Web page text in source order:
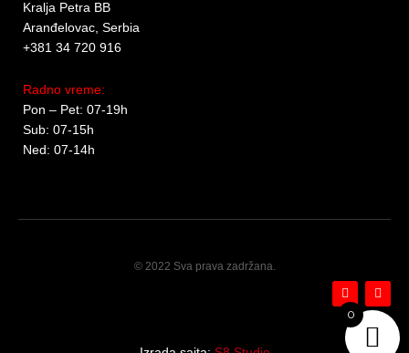
Kralja Petra BB
Aranđelovac, Serbia
+381 34 720 916
Radno vreme:
Pon – Pet: 07-19h
Sub: 07-15h
Ned: 07-14h
© 2022 Sva prava zadržana.
F
a
c
e
b
I
n
s
t
0